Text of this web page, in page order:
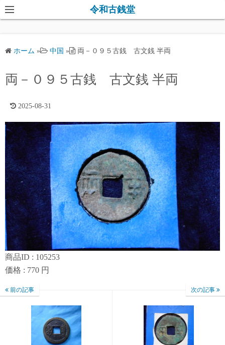
コ
ン
ス
プ
令和古銭堂
ホーム » 中国 » 両－０９５古銭 古文銭 半両
両－０９５古銭 古文銭 半両
2025-08-31
商品ID : 105253
価格 : 770 円
前の記事 次の記事